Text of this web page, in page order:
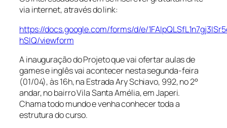
via internet, através do link:
https://docs.google.com/forms/d/e/
hSIQ/viewform
A inauguração do Projeto que vai ofertar aulas de
games e inglês vai acontecer nesta segunda-feira
(01/04), às 16h, na Estrada Ary Schiavo, 992, no 2°
andar, no bairro Vila Santa Amélia, em Japeri.
Chama todo mundo e venha conhecer toda a
estrutura do curso.